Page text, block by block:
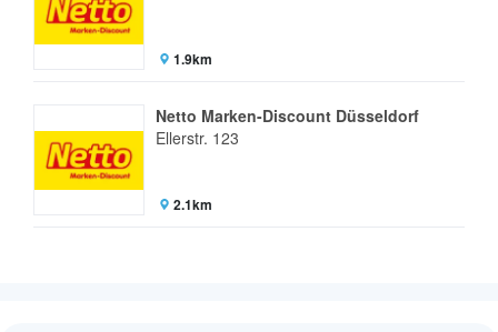
1.9km
Netto Marken-Discount Düsseldorf
Ellerstr. 123
2.1km